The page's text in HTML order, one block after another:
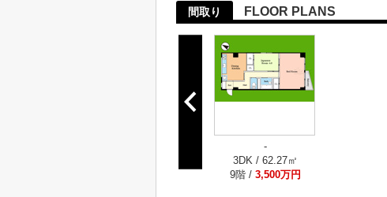
間取り FLOOR PLANS
-
3DK / 62.27㎡
9階 / 3,500万円